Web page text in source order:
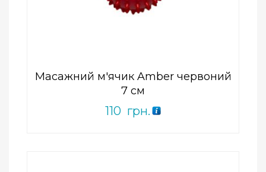
Масажний м'ячик Amber червоний
7 см
110 грн.